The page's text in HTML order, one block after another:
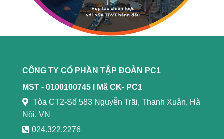
CÔNG TY CỔ PHẦN TẬP ĐOÀN PC1
MST - 0100100745 l
Mã CK- PC1
Tòa CT2-Số 583 Nguyễn Trãi, Thanh Xuân, Hà
Nội, VN
024.322.2276